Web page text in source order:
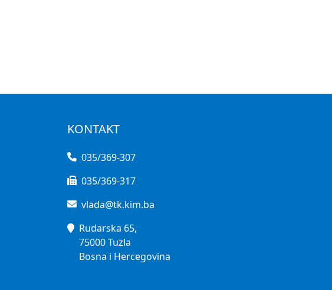
KONTAKT
035/369-307
035/369-317
vlada@tk.kim.ba
Rudarska 65,
75000 Tuzla
Bosna i Hercegovina